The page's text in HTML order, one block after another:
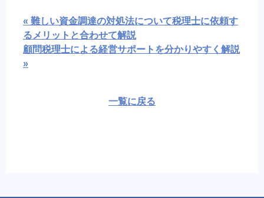
« 難しい資金調達の対処法について税理士に依頼す
るメリットと合わせて解説
顧問税理士による経営サポートを分かりやすく解説
»
一覧に戻る